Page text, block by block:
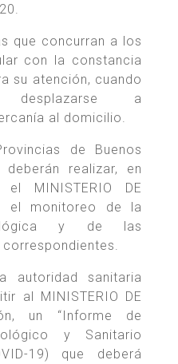
que concurran a los
con la constancia
su atención, cuando
desplazarse a
al domicilio.
de Buenos
realizar, en
MINISTERIO DE
el monitoreo de la
y de las
autoridad sanitaria
al MINISTERIO DE
un “Informe de
y Sanitario
19) que deberá